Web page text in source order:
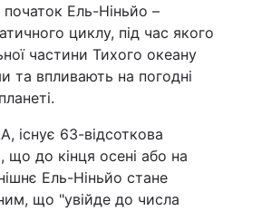
Ель-Ніньйо –
циклу, під час якого
частини Тихого океану
та впливають на погодні
існує 63-відсоткова
що до кінця осені або на
Ель-Ніньйо стане
що "увійде до числа